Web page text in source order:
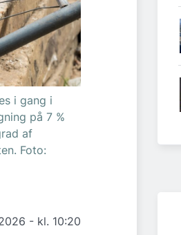
i gang i
på 7 %
af
Foto:
- kl. 10:20